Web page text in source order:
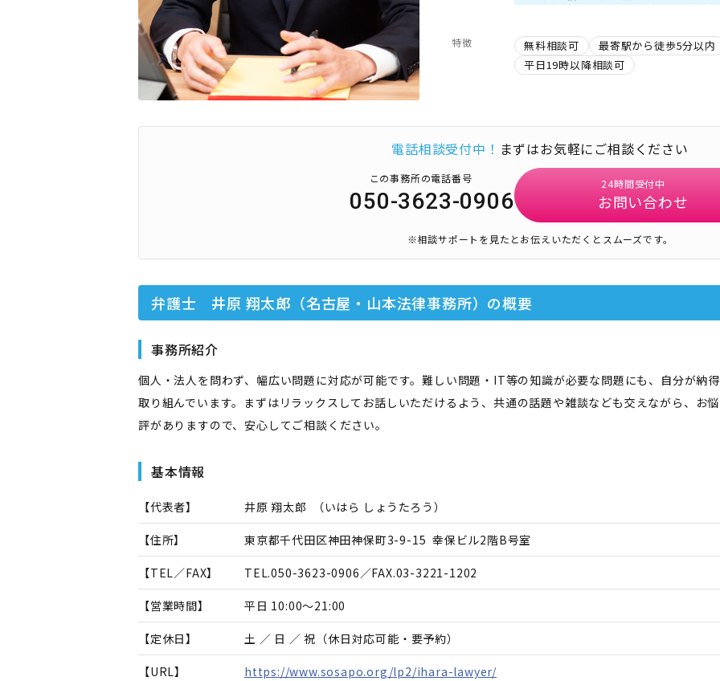
特徴 無料相談可
最寄駅から徒歩5分以内
平日19時以降相談可
電話相談受付中！ まずはお気軽にご相談ください
この事務所の電話番号
050-3623-0906
24時間受付中
お問い合わせ
※相談サポートを見たとお伝えいただくとスムーズです。
弁護士 井原 翔太郎（名古屋・山本法律事務所） の概要
事務所紹介
個人・法人を問わず、幅広い問題に対応が可能です。難しい問題・IT等の知識が必要な問題にも、自分が納
取り組んでいます。まずはリラックスしてお話しいただけるよう、共通の話題や雑談なども交えながら、お
評がありますので、安心してご相談ください。
基本情報
【代表者】 井原 翔太郎 （いはら しょうたろう）
【住所】 東京都千代田区神田神保町3-9-15 幸保ビル2階B号室
【TEL／FAX】 TEL.050-3623-0906／FAX.03-3221-1202
【営業時間】 平日 10:00～21:00
【定休日】 土 ／ 日 ／ 祝（休日対応可能・要予約）
【URL】
https://www.sosapo.org/lp2/ihara-lawyer/